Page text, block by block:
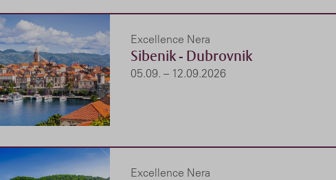
Excellence Nera
Sibenik - Dubrovnik
05.09. – 12.09.2026
Excellence Nera